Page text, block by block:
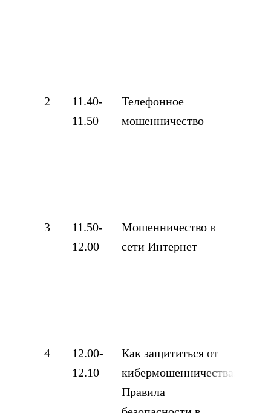
2
11.40-
11.50
Телефонное
мошенничество
3
11.50-
12.00
Мошенничество в
сети Интернет
4
12.00-
12.10
Как защититься от
кибермошенничества.
Правила